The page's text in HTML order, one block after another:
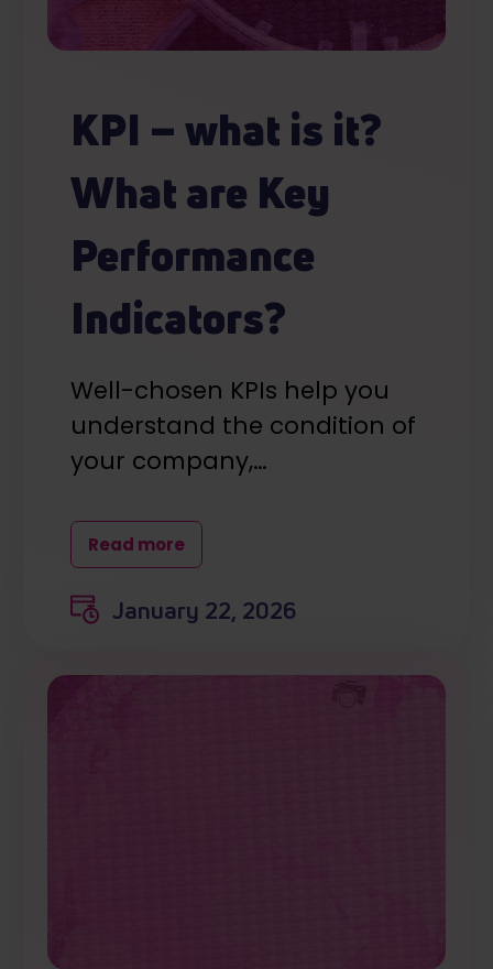
KPI – what is it?
What are Key
Performance
Indicators?
Well-chosen KPIs help you
understand the condition of
your company,…
Read more
January 22, 2026